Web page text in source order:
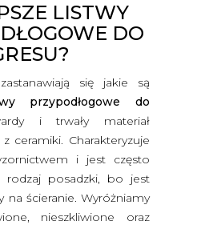
LISTWY
DO
się jakie są
przypodłogowe do
i trwały materiał
ceramiki. Charakteryzuje
i jest często
rodzaj posadzki, bo jest
na ścieranie. Wyróżniamy
nieszkliwione oraz